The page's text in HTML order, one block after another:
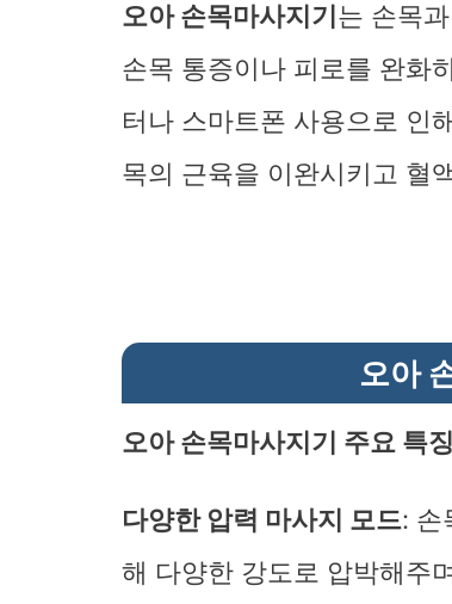
오아 손목마사지기는 손목
손목 통증이나 피로를 완화
터나 스마트폰 사용으로 인
목의 근육을 이완시키고 혈
오아
오아 손목마사지기 주요 특징
다양한 압력 마사지 모드: 손
해 다양한 강도로 압박해주